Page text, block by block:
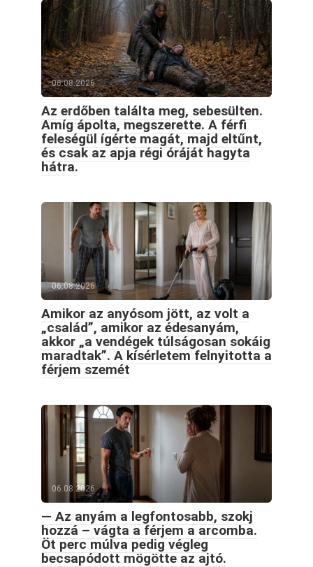
06.08.2026
Az erdőben találta meg, sebesülten.
Amíg ápolta, megszerette. A férfi
feleségül ígérte magát, majd eltűnt,
és csak az apja régi óráját hagyta
hátra.
06.08.2026
Amikor az anyósom jött, az volt a
„család”, amikor az édesanyám,
akkor „a vendégek túlságosan sokáig
maradtak”. A kísérletem felnyitotta a
férjem szemét
06.08.2026
— Az anyám a legfontosabb, szokj
hozzá – vágta a férjem a arcomba.
Öt perc múlva pedig végleg
becsapódott mögötte az ajtó.